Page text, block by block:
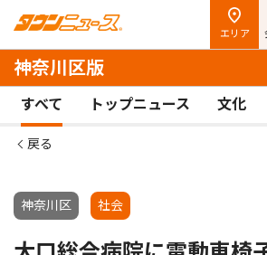
エリア
神奈川区版
すべて トップニュース 文化
戻る
神奈川区 社会